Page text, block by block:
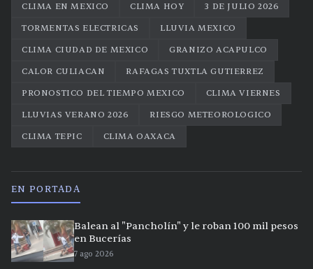
CLIMA EN MEXICO CLIMA HOY
3 DE JULIO 2026
TORMENTAS ELECTRICAS
LLUVIA MEXICO
CLIMA CIUDAD DE MEXICO
GRANIZO ACAPULCO
CALOR CULIACAN
RAFAGAS TUXTLA GUTIERREZ
PRONOSTICO DEL TIEMPO MEXICO
CLIMA VIERNES
LLUVIAS VERANO 2026
RIESGO METEOROLOGICO
CLIMA TEPIC
CLIMA OAXACA
EN PORTADA
Balean al "Pancholín" y le roban 100 mil pesos
en Bucerías
7 ago 2026